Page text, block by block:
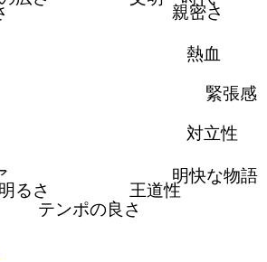
親密さ
熱血
緊張感
対立性
明快な物語
王道性
テンポの良さ
明るさ